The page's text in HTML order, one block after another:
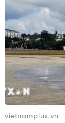
khó khăn,
xây dựng
vietnamplus.vn